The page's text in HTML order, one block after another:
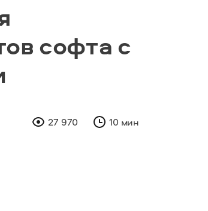
софта с
27 970 10 мин